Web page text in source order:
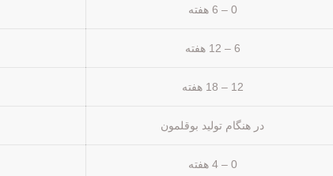
0 – 6 هفته
6 – 12 هفته
12 – 18 هفته
در هنگام تولید بوقلمون
0 – 4 هفته